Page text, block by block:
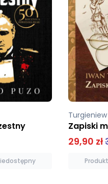
Zapiski
29,90 zł